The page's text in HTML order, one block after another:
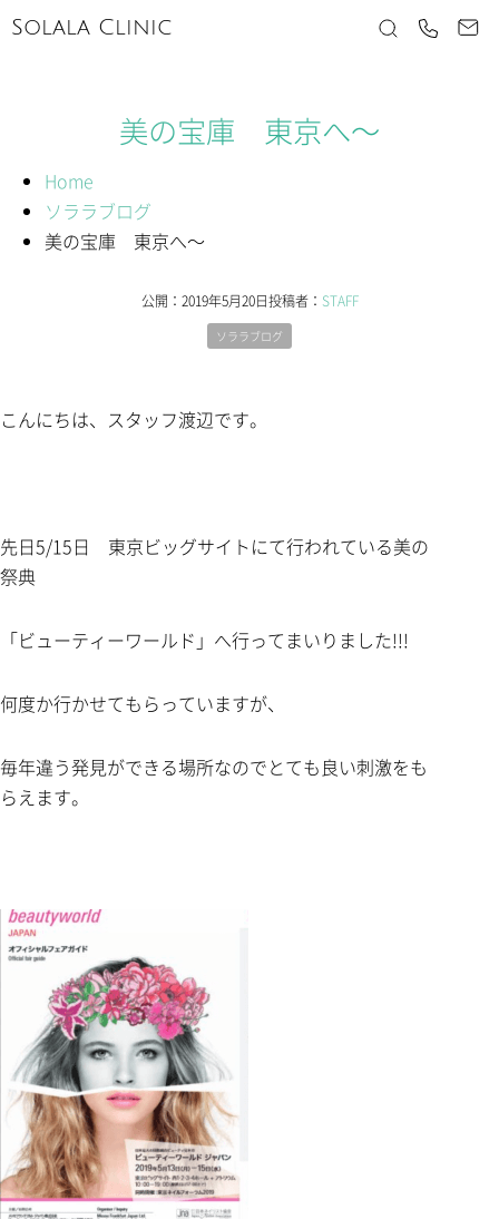
Solala Clinic
Home
ソララブログ
美の宝庫 東京へ～
美の宝庫 東京へ～
公開： 2019年5月20日投稿者： STAFF
ソララブログ
こんにちは、スタッフ渡辺です。
先日5/15日 東京ビッグサイトにて行われている美の
祭典
「ビューティーワールド」へ行ってまいりました!!!
何度か行かせてもらっていますが、
毎年違う発見ができる場所なのでとても良い刺激をも
らえます。